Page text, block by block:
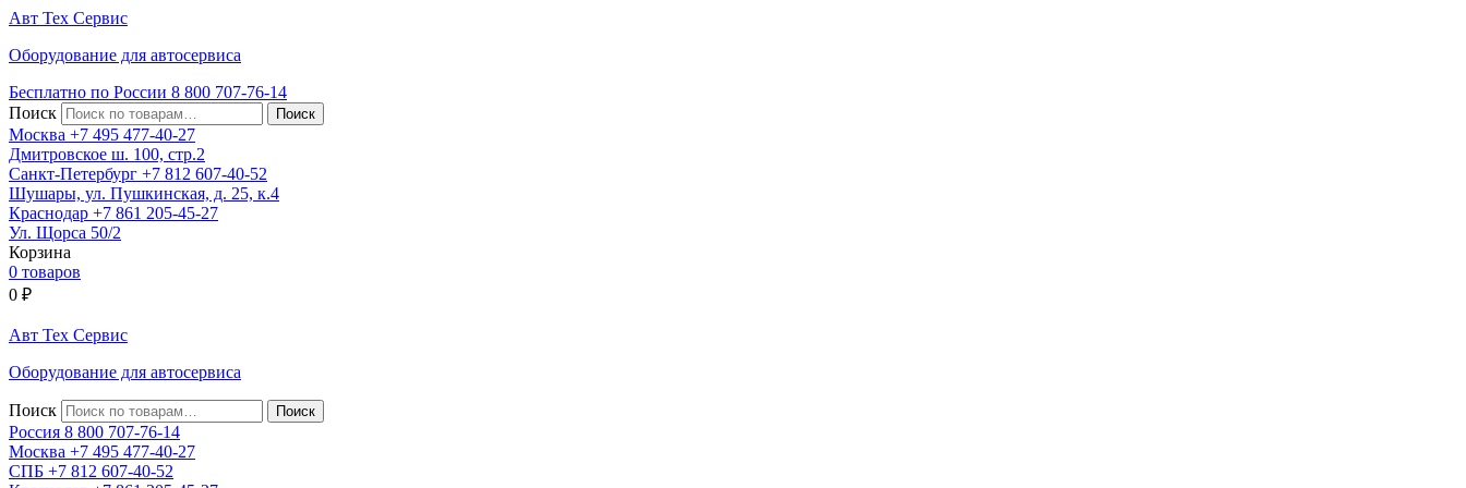
Авт Тех Сервис
Оборудование для автосервиса
Бесплатно по России 8 800 707-76-14
Поиск
Москва +7 495 477-40-27
Дмитровское ш. 100, стр.2
Санкт-Петербург +7 812 607-40-52
Шушары, ул. Пушкинская, д. 25, к.4
Краснодар +7 861 205-45-27
Ул. Щорса 50/2
Корзина
0 товаров
0 ₽
Авт Тех Сервис
Оборудование для автосервиса
Поиск
Россия 8 800 707-76-14
Москва +7 495 477-40-27
СПБ +7 812 607-40-52